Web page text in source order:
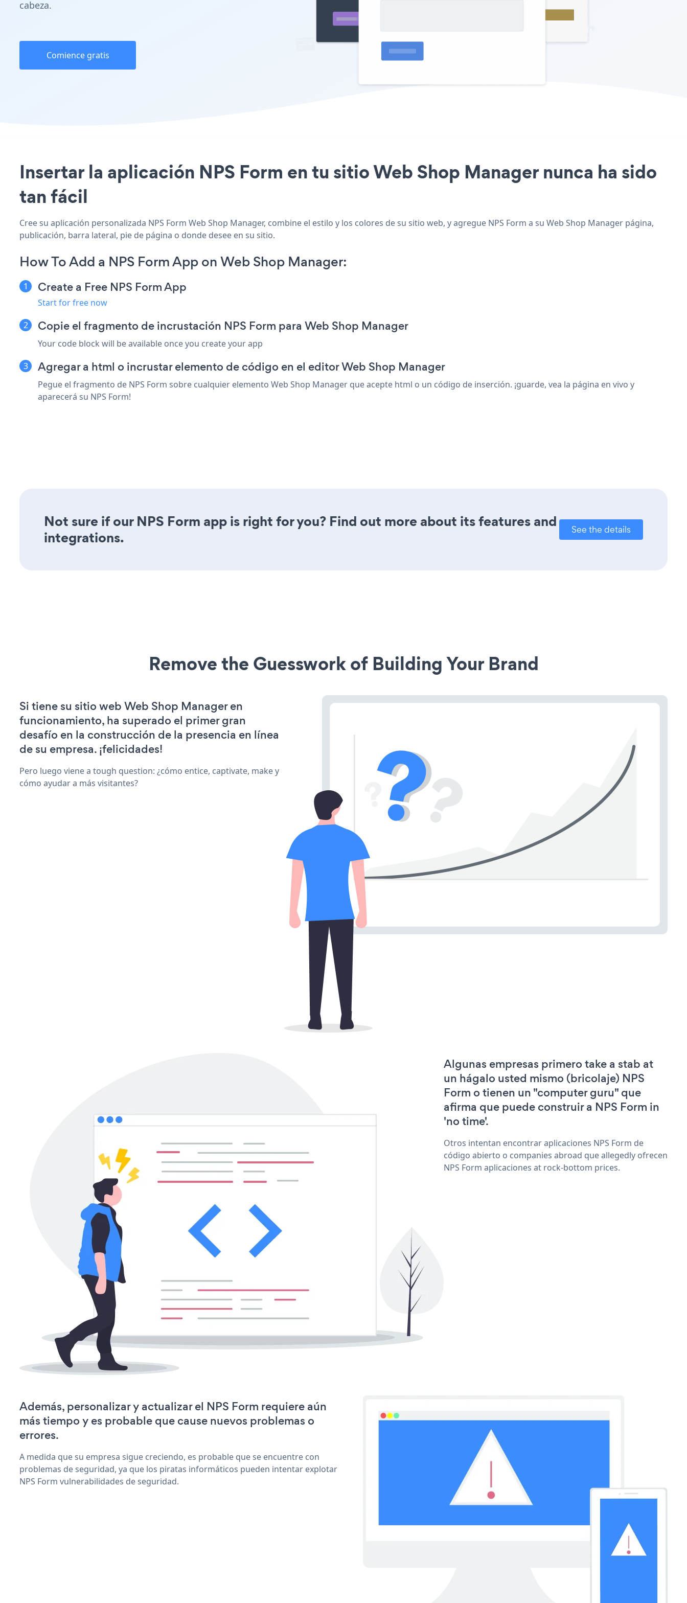
cabeza.
Comience gratis
Insertar la aplicación NPS Form en tu sitio Web Shop Manager nunca ha sido
tan fácil
Cree su aplicación personalizada NPS Form Web Shop Manager, combine el estilo y los colores de su sitio web, y agregue NPS Form a su Web Shop Manager página,
publicación, barra lateral, pie de página o donde desee en su sitio.
How To Add a NPS Form App on Web Shop Manager:
Create a Free NPS Form App
Start for free now
Copie el fragmento de incrustación NPS Form para Web Shop Manager
Your code block will be available once you create your app
Agregar a html o incrustar elemento de código en el editor Web Shop Manager
Pegue el fragmento de NPS Form sobre cualquier elemento Web Shop Manager que acepte html o un código de inserción. ¡guarde, vea la página en vivo y
aparecerá su NPS Form!
Not sure if our NPS Form app is right for you? Find out more about its features and
integrations.
See the details
Remove the Guesswork of Building Your Brand
Si tiene su sitio web Web Shop Manager en
funcionamiento, ha superado el primer gran
desafío en la construcción de la presencia en línea
de su empresa. ¡felicidades!
Pero luego viene a tough question: ¿cómo entice, captivate, make y
cómo ayudar a más visitantes?
Algunas empresas primero take a stab at
un hágalo usted mismo (bricolaje) NPS
Form o tienen un "computer guru" que
afirma que puede construir a NPS Form in
'no time'.
Otros intentan encontrar aplicaciones NPS Form de
código abierto o companies abroad que allegedly ofrecen
NPS Form aplicaciones at rock-bottom prices.
Además, personalizar y actualizar el NPS Form requiere aún
más tiempo y es probable que cause nuevos problemas o
errores.
A medida que su empresa sigue creciendo, es probable que se encuentre con
problemas de seguridad, ya que los piratas informáticos pueden intentar explotar
NPS Form vulnerabilidades de seguridad.